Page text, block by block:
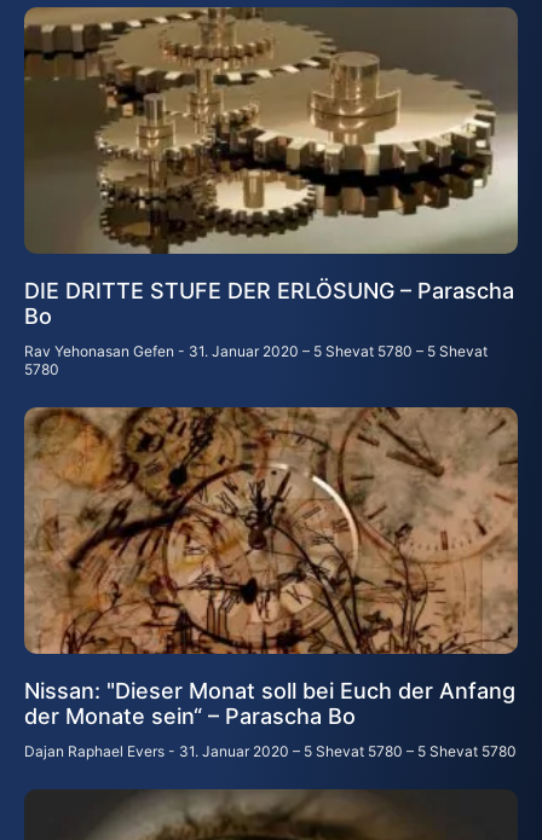
DIE DRITTE STUFE DER ERLÖSUNG – Parascha
Bo
Rav Yehonasan Gefen
31. Januar 2020 – 5 Shevat 5780 – 5 Shevat
5780
Nissan: "Dieser Monat soll bei Euch der Anfang
der Monate sein“ – Parascha Bo
Dajan Raphael Evers 31. Januar 2020 – 5 Shevat 5780 – 5 Shevat 5780